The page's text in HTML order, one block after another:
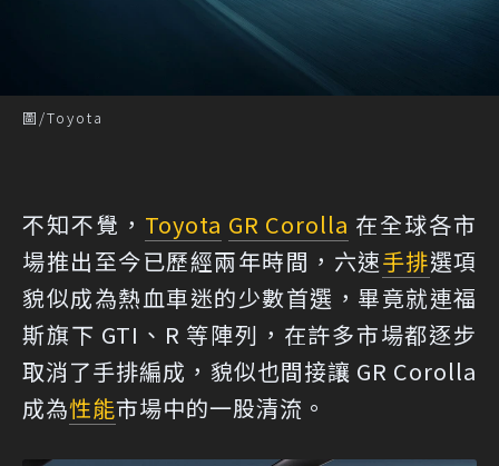
圖/Toyota
不知不覺， Toyota GR Corolla 在全球各市
場推出至今已歷經兩年時間，六速手排選項
貌似成為熱血車迷的少數首選，畢竟就連福
斯旗下 GTI、R 等陣列，在許多市場都逐步
取消了手排編成，貌似也間接讓 GR Corolla
成為性能市場中的一股清流。